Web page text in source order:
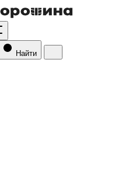
Найти